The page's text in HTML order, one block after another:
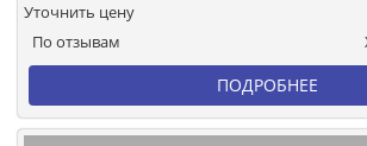
По отзывам
Уточнить цену
ПОДРОБНЕЕ